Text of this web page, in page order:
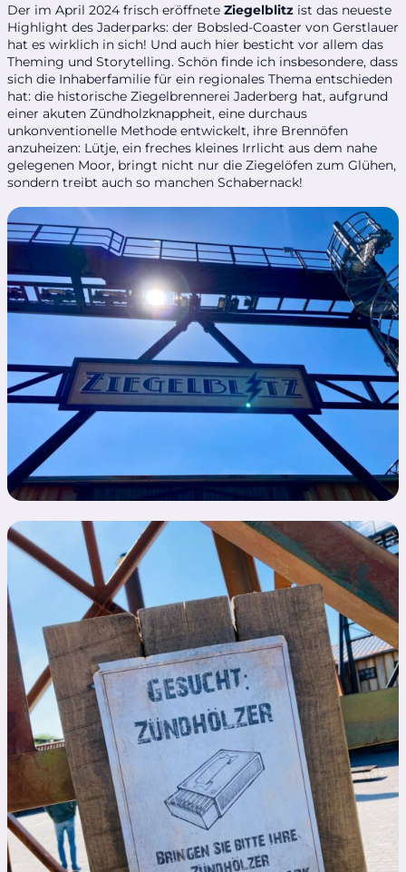
Der im April 2024 frisch eröffnete Ziegelblitz ist das neueste
Highlight des Jaderparks: der Bobsled-Coaster von Gerstlauer
hat es wirklich in sich! Und auch hier besticht vor allem das
Theming und Storytelling. Schön finde ich insbesondere, dass
sich die Inhaberfamilie für ein regionales Thema entschieden
hat: die historische Ziegelbrennerei Jaderberg hat, aufgrund
einer akuten Zündholzknappheit, eine durchaus
unkonventionelle Methode entwickelt, ihre Brennöfen
anzuheizen: Lütje, ein freches kleines Irrlicht aus dem nahe
gelegenen Moor, bringt nicht nur die Ziegelöfen zum Glühen,
sondern treibt auch so manchen Schabernack!